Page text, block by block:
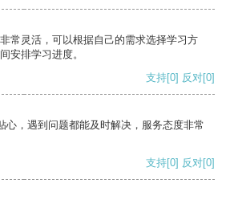
常灵活，可以根据自己的需求选择学习方
安排学习进度。
支持[0] 反对[0]
心，遇到问题都能及时解决，服务态度非常
支持[0] 反对[0]